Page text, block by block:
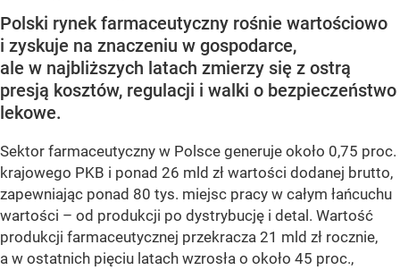
Polski rynek farmaceutyczny rośnie wartościowo
i zyskuje na znaczeniu w gospodarce,
ale w najbliższych latach zmierzy się z ostrą
presją kosztów, regulacji i walki o bezpieczeństwo
lekowe.
Sektor farmaceutyczny w Polsce generuje około 0,75 proc.
krajowego PKB i ponad 26 mld zł wartości dodanej brutto,
zapewniając ponad 80 tys. miejsc pracy w całym łańcuchu
wartości – od produkcji po dystrybucję i detal. Wartość
produkcji farmaceutycznej przekracza 21 mld zł rocznie,
a w ostatnich pięciu latach wzrosła o około 45 proc.,